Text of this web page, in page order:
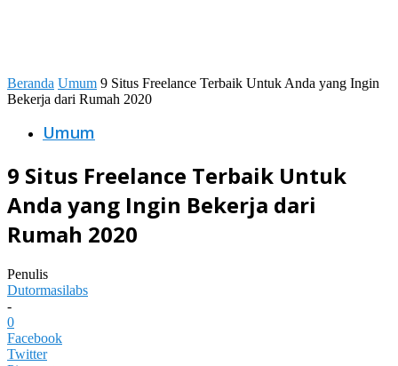
Beranda Umum 9 Situs Freelance Terbaik Untuk Anda yang Ingin
Bekerja dari Rumah 2020
Umum
9 Situs Freelance Terbaik Untuk
Anda yang Ingin Bekerja dari
Rumah 2020
Penulis
Dutormasilabs
-
0
Facebook
Twitter